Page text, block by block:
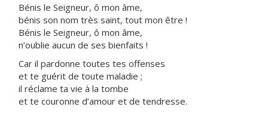
Bénis le Seigneur, ô mon âme,
bénis son nom très saint, tout mon être !
Bénis le Seigneur, ô mon âme,
n’oublie aucun de ses bienfaits !
Car il pardonne toutes tes offenses
et te guérit de toute maladie ;
il réclame ta vie à la tombe
et te couronne d’amour et de tendresse.